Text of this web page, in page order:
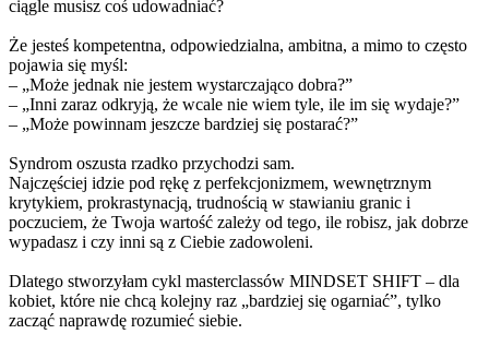
ciągle musisz coś udowadniać?
Że jesteś kompetentna, odpowiedzialna, ambitna, a mimo to często
pojawia się myśl:
– „Może jednak nie jestem wystarczająco dobra?”
– „Inni zaraz odkryją, że wcale nie wiem tyle, ile im się wydaje?”
– „Może powinnam jeszcze bardziej się postarać?”
Syndrom oszusta rzadko przychodzi sam.
Najczęściej idzie pod rękę z perfekcjonizmem, wewnętrznym
krytykiem, prokrastynacją, trudnością w stawianiu granic i
poczuciem, że Twoja wartość zależy od tego, ile robisz, jak dobrze
wypadasz i czy inni są z Ciebie zadowoleni.
Dlatego stworzyłam cykl masterclassów MINDSET SHIFT – dla
kobiet, które nie chcą kolejny raz „bardziej się ogarniać”, tylko
zacząć naprawdę rozumieć siebie.